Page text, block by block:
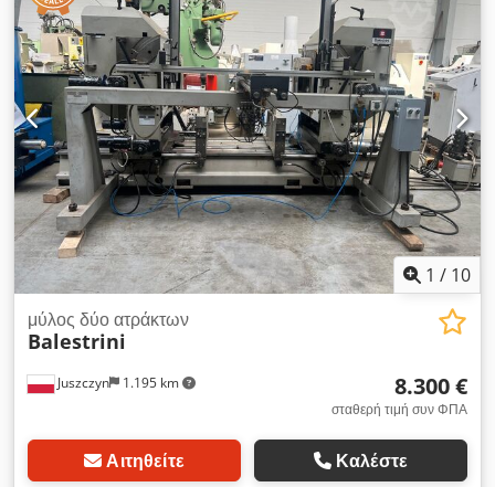
1 / 10
Juszczyn 1.195 km
μύλος δύο ατράκτων
Balestrini
8.300 €
σταθερή τιμή συν ΦΠΑ
Αιτηθείτε Καλέστε